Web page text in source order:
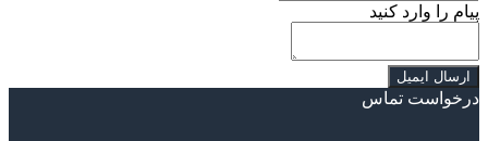
پیام را وارد کنید
درخواست تماس